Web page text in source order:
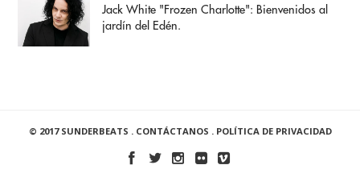
Jack White "Frozen Charlotte": Bienvenidos al
jardín del Edén.
© 2017 SUNDERBEATS . CONTÁCTANOS . POLÍTICA DE PRIVACIDAD